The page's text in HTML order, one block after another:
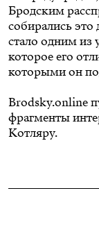
Бродским
собирались
стало одним из
которое его
которыми он
Brodsky.online
фрагменты
Котляру.